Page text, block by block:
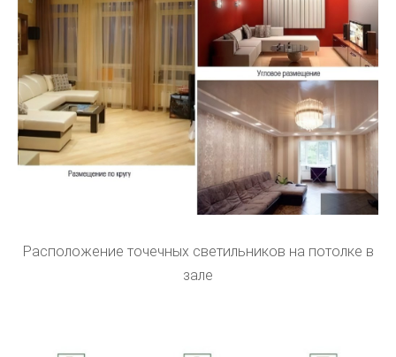
Расположение точечных светильников на потолке в
зале